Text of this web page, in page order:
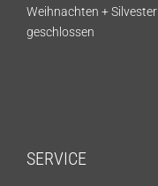
Weihnachten + Silvester
geschlossen
SERVICE